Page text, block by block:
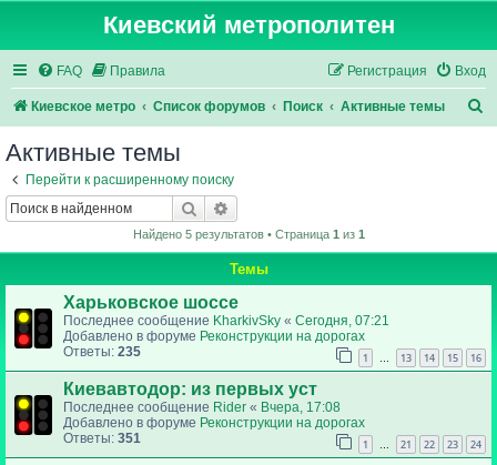
Киевский метрополитен
FAQ Правила Вход
Регистрация
Киевское метро Список форумов Поиск Активные темы
Активные темы
Перейти к расширенному поиску
Поиск
Найдено 5 результатов • Страница 1из 1
Темы
Харьковское шоссе
Последнее сообщение KharkivSky « Сегодня, 07:21
Добавлено в форуме Реконструкции на дорогах
Ответы: 235 1 … 13 14 15 16
Киевавтодор: из первых уст
Последнее сообщение Rider « Вчера, 17:08
Добавлено в форуме Реконструкции на дорогах
Ответы: 351 1 … 21 22 23 24